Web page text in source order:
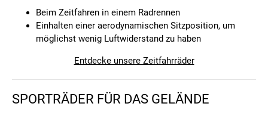
Beim Zeitfahren in einem Radrennen
Einhalten einer aerodynamischen Sitzposition, um
möglichst wenig Luftwiderstand zu haben
Entdecke unsere Zeitfahrräder
SPORTRÄDER FÜR DAS GELÄNDE